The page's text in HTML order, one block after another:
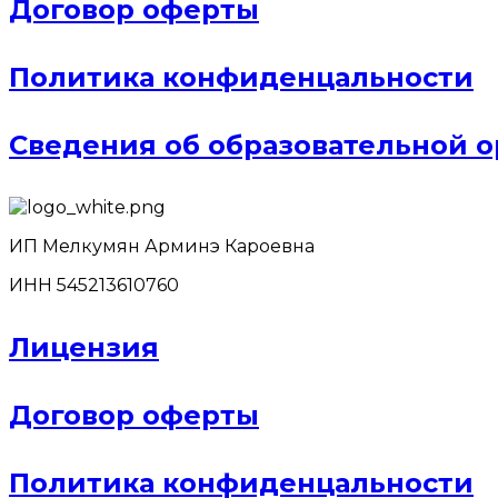
Договор оферты
Политика конфиденцальности
Сведения об образовательной
ИП Мелкумян Арминэ Кароевна
ИНН 545213610760
Лицензия
Договор оферты
Политика конфиденцальности